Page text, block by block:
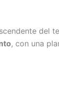
del
, con una